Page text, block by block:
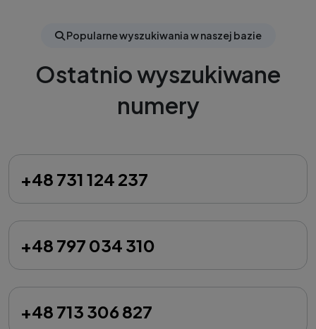
Popularne wyszukiwania w naszej bazie
Ostatnio wyszukiwane
numery
+48 731 124 237
+48 797 034 310
+48 713 306 827